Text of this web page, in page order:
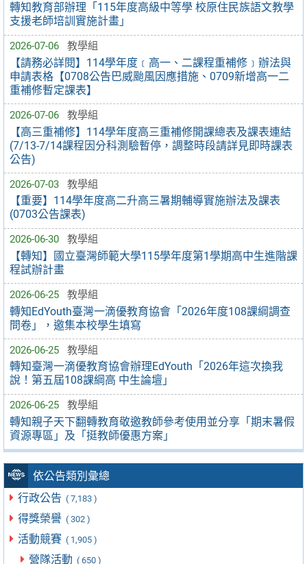
轉知教育部辦理「115年度高級中等學 校原住民族語文教學
支援老師培訓實施計畫」
2026-07-06 教學組
【請務必詳閱】114學年度﹝高一、二課程重補修﹞辦法與
申請表格【0708公告巴威颱風因應措施、0709新增高一二
重補修暫定課表】
2026-07-06 教學組
【高三重補修】114學年度高三重補修開課總表及課表連結
(7/13-7/14課程因分科測驗暫停，調整時段請詳見即時課表
公告)
2026-07-03 教學組
【重要】114學年度高二升高三暑期輔導實施辦法及課表
(0703公告課表)
2026-06-30 教學組
【轉知】國立臺灣師範大學115學年度第1學期高中生進階課
程試辦計畫
2026-06-25 教學組
轉知EdYouth臺灣一滴優教育協會「2026年度108課綱調查
問卷」，邀集本校學生填寫
2026-06-25 教學組
轉知臺灣一滴優教育協會辦理EdYouth「2026年這次換我
說！第五屆108課綱高 中生論壇」
2026-06-25 教學組
轉知親子天下翻轉教育敬邀教師參考使用並分享「期末暑假
資源專區」及「挺教師優惠方案」
依公告類別彙總
行政公告 ( 7,183 )
得獎榮譽 ( 302 )
活動競賽 ( 1,905 )
營隊活動 ( 650 )